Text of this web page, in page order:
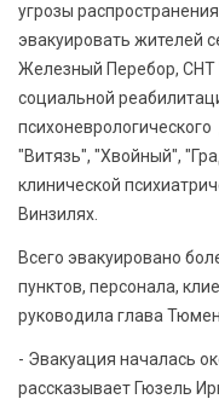
угрозы
эвакуировать жителей
Железный Перебор, СНТ
социальной
"Витязь", "Хвойный",
клинической
Винзилях.
Всего эвакуировано
пунктов, персонала,
руководила глава
- Эвакуация началась
рассказывает Гюзель